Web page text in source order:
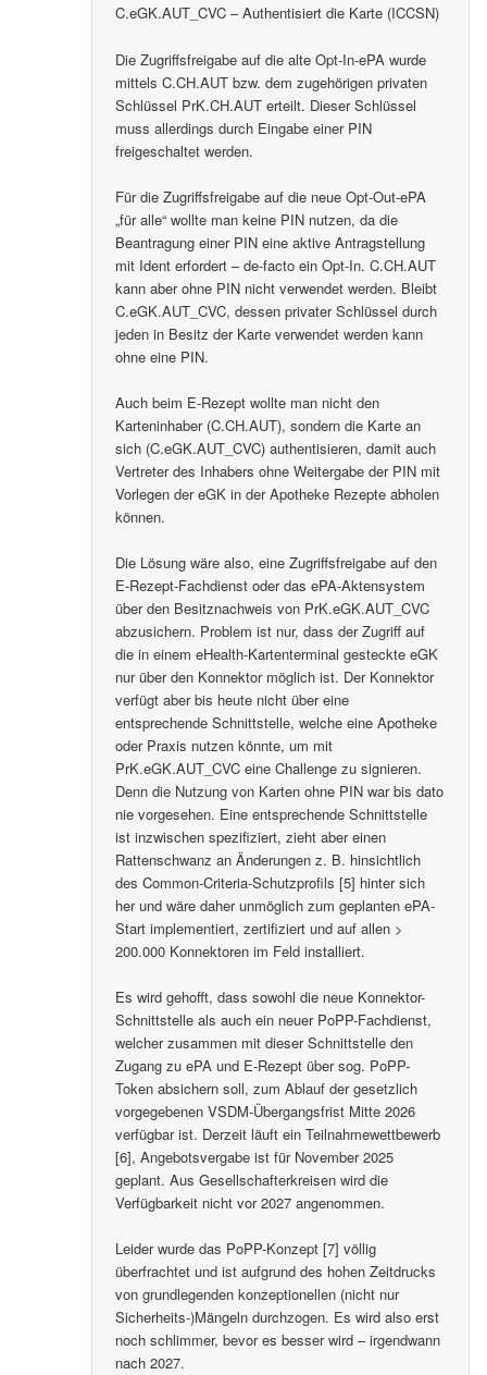
C.eGK.AUT_CVC – Authentisiert die Karte (ICCSN)
Die Zugriffsfreigabe auf die alte Opt-In-ePA wurde
mittels C.CH.AUT bzw. dem zugehörigen privaten
Schlüssel PrK.CH.AUT erteilt. Dieser Schlüssel
muss allerdings durch Eingabe einer PIN
freigeschaltet werden.
Für die Zugriffsfreigabe auf die neue Opt-Out-ePA
„für alle“ wollte man keine PIN nutzen, da die
Beantragung einer PIN eine aktive Antragstellung
mit Ident erfordert – de-facto ein Opt-In. C.CH.AUT
kann aber ohne PIN nicht verwendet werden. Bleibt
C.eGK.AUT_CVC, dessen privater Schlüssel durch
jeden in Besitz der Karte verwendet werden kann
ohne eine PIN.
Auch beim E-Rezept wollte man nicht den
Karteninhaber (C.CH.AUT), sondern die Karte an
sich (C.eGK.AUT_CVC) authentisieren, damit auch
Vertreter des Inhabers ohne Weitergabe der PIN mit
Vorlegen der eGK in der Apotheke Rezepte abholen
können.
Die Lösung wäre also, eine Zugriffsfreigabe auf den
E-Rezept-Fachdienst oder das ePA-Aktensystem
über den Besitznachweis von PrK.eGK.AUT_CVC
abzusichern. Problem ist nur, dass der Zugriff auf
die in einem eHealth-Kartenterminal gesteckte eGK
nur über den Konnektor möglich ist. Der Konnektor
verfügt aber bis heute nicht über eine
entsprechende Schnittstelle, welche eine Apotheke
oder Praxis nutzen könnte, um mit
PrK.eGK.AUT_CVC eine Challenge zu signieren.
Denn die Nutzung von Karten ohne PIN war bis dato
nie vorgesehen. Eine entsprechende Schnittstelle
ist inzwischen spezifiziert, zieht aber einen
Rattenschwanz an Änderungen z. B. hinsichtlich
des Common-Criteria-Schutzprofils [5] hinter sich
her und wäre daher unmöglich zum geplanten ePA-
Start implementiert, zertifiziert und auf allen >
200.000 Konnektoren im Feld installiert.
Es wird gehofft, dass sowohl die neue Konnektor-
Schnittstelle als auch ein neuer PoPP-Fachdienst,
welcher zusammen mit dieser Schnittstelle den
Zugang zu ePA und E-Rezept über sog. PoPP-
Token absichern soll, zum Ablauf der gesetzlich
vorgegebenen VSDM-Übergangsfrist Mitte 2026
verfügbar ist. Derzeit läuft ein Teilnahmewettbewerb
[6], Angebotsvergabe ist für November 2025
geplant. Aus Gesellschafterkreisen wird die
Verfügbarkeit nicht vor 2027 angenommen.
Leider wurde das PoPP-Konzept [7] völlig
überfrachtet und ist aufgrund des hohen Zeitdrucks
von grundlegenden konzeptionellen (nicht nur
Sicherheits-)Mängeln durchzogen. Es wird also erst
noch schlimmer, bevor es besser wird – irgendwann
nach 2027.